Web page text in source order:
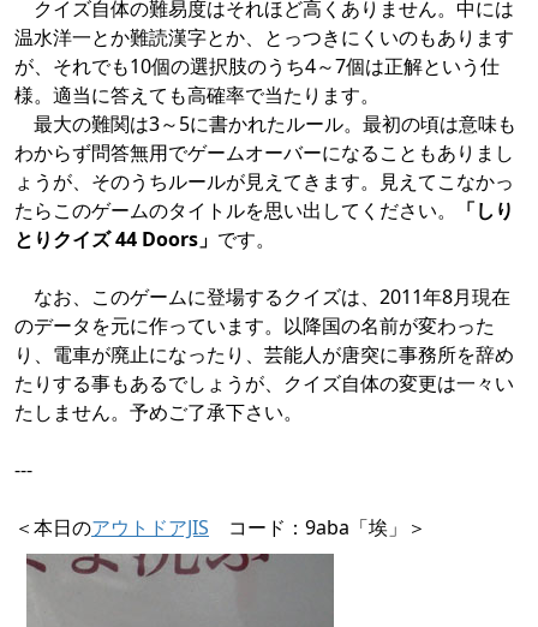
クイズ自体の難易度はそれほど高くありません。中には
温水洋一とか難読漢字とか、とっつきにくいのもあります
が、それでも10個の選択肢のうち4～7個は正解という仕
様。適当に答えても高確率で当たります。
最大の難関は3～5に書かれたルール。最初の頃は意味も
わからず問答無用でゲームオーバーになることもありまし
ょうが、そのうちルールが見えてきます。見えてこなかっ
たらこのゲームのタイトルを思い出してください。
「しり
とりクイズ 44 Doors」 です。
なお、このゲームに登場するクイズは、2011年8月現在
のデータを元に作っています。以降国の名前が変わった
り、電車が廃止になったり、芸能人が唐突に事務所を辞め
たりする事もあるでしょうが、クイズ自体の変更は一々い
たしません。予めご了承下さい。
---
＜本日のアウトドアJIS コード：9aba「埃」＞